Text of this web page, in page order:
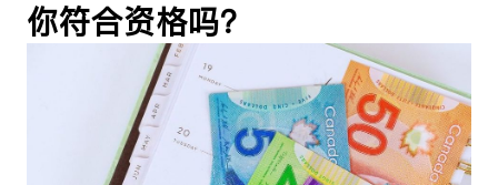
你符合资格吗？